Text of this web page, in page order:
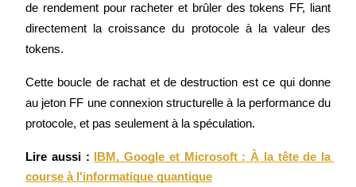
de rendement pour racheter et brûler des tokens FF, liant
directement la croissance du protocole à la valeur des
tokens.
Cette boucle de rachat et de destruction est ce qui donne
au jeton FF une connexion structurelle à la performance du
protocole, et pas seulement à la spéculation.
Lire aussi : IBM, Google et Microsoft : À la tête de la
course à l'informatique quantique